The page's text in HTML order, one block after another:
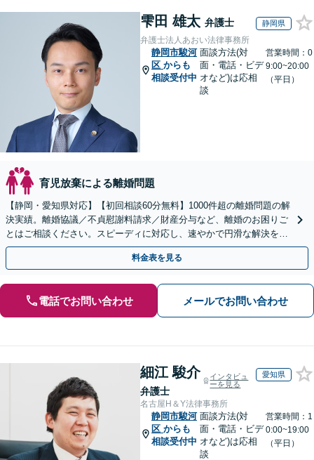
雫田 雄太 弁護士 静岡県
弁護士法人あおい法律事務所
静岡市駿河
区 からも
相談受付中
面談方法(対
面・電話・ビデ
オなど)は応相
談
営業時間：0
9:00~20:00
（平日）
育児放棄による離婚問題
【静岡・愛知県対応】【初回相談60分無料】1000件超の離婚問題の解
決実績。離婚協議／不貞慰謝料請求／財産分与など、離婚のお困りご
とはご相談ください。スピーディに対応し、速やかで円滑な解決を目
指します【女性弁護士・男性弁護士どちらも所属】
料金表を見る
電話でお問い合わせ メールでお問い合わせ
細江 駿介
弁護士
インタビュ
ーを見る
愛知県
名古屋H＆Y法律事務所
静岡市駿河
区 からも
相談受付中
面談方法(対
面・電話・ビデ
オなど)は応相
談
営業時間：1
0:00~19:00
（平日）